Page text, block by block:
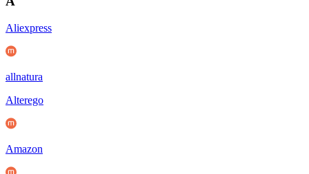
Aliexpress
allnatura
Alterego
Amazon